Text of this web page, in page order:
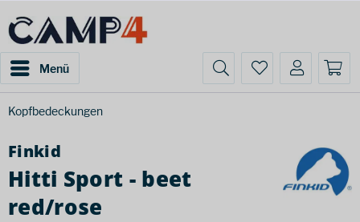
Menü
Kopfbedeckungen
Finkid
Hitti Sport - beet
red/rose